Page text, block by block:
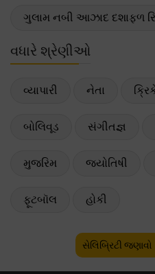
ગુલામ નબી આઝાદ દશાફળ
વધારે શ્રેણીઓ
વ્યાપારી નેતા
બોલિવૂડ સંગીતજ્ઞ
મુજરિમ જ્યોતિષી
ફૂટબૉલ હોકી
સેલિબ્રિટી જણાવો